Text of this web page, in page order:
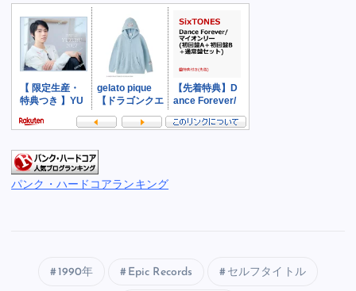
パンク・ハードコアランキング
1990年 Epic Records セルフタイトル